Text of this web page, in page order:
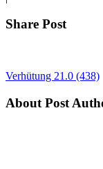
Share Post
Verhütung 21.0 (438)
About Post